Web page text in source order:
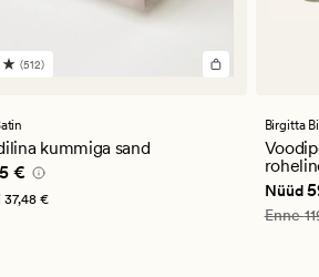
(512)
kummiga sand
74,95 €
€
37,48 €
Birgitta
Nüüd
Vanlig
Enne